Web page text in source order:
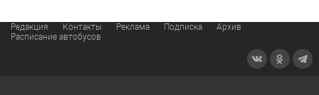
Редакция Контакты Реклама Подписка
Архив
Расписание автобусов